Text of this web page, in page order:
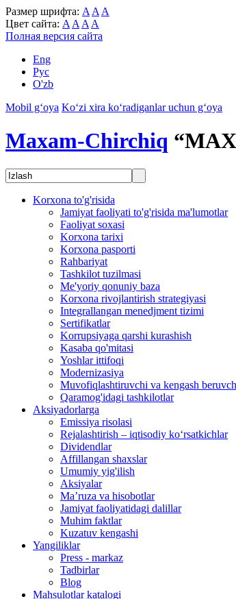
Размер шрифта: A A A
Цвет сайта: A A A A
Полная версия сайта
Eng
Рус
O'zb
Mobil g‘oya Ko‘zi xira ko‘radiganlar uchun g‘oya
Maxam-Chirchiq
Korxona to'g'risida
Jamiyat faoliyati to'g'risida ma'lumotlar
Faoliyat soxasi
Korxona tarixi
Korxona pasporti
Rahbariyat
Tashkilot tuzilmasi
Me'yoriy qonuniy baza
Korxona rivojlantirish strategiyasi
Integrallangan menedjment tizimi
Sertifikatlar
Korrupsiyaga qarshi kurashish
Kasaba qo'mitasi
Yoshlar ittifoqi
Modernizasiya
Muvofiqlashtiruvchi va kengash
Qaramog'idagi tashkilotlar
Aksiyadorlarga
Emissiya risolasi
Rejalashtirish – iqtisodiy ko‘rsatkichlar
Dividendlar
Affillangan shaxslar
Umumiy yig'ilish
Aksiyalar
Ma’ruza va hisobotlar
Jamiyat faoliyatidagi dalillar
Muhim faktlar
Kuzatuv kengashi
Yangiliklar
Press - markaz
Tadbirlar
Blog
Mahsulotlar katalogi